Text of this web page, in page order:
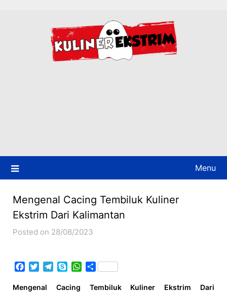
Menu
Mengenal Cacing Tembiluk Kuliner
Ekstrim Dari Kalimantan
Posted on 28/08/2023
Facebook
TwitterTelegram
SkypeWhatsApp
Share
Mengenal Cacing Tembiluk Kuliner Ekstrim Dari